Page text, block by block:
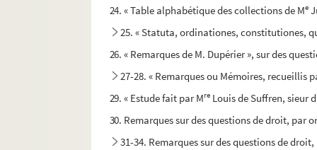
24. « Table alphabétique des collections de Me
25. « Statuta, ordinationes, constitutiones,
26. « Remarques de M. Dupérier », sur des
27-28. « Remarques ou Mémoires, recueillis
29. « Estude fait par Mre Louis de Suffren, sieur
30. Remarques sur des questions de droit, par
31-34. Remarques sur des questions de